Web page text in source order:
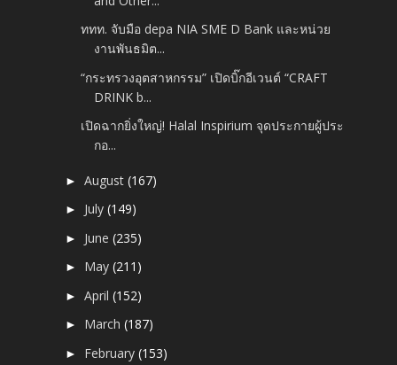
ททท. จับมือ depa NIA SME D Bank และหน่วย
งานพันธมิต...
“กระทรวงอุตสาหกรรม” เปิดบิ๊กอีเวนต์ “CRAFT
DRINK b...
เปิดฉากยิ่งใหญ่! Halal Inspirium จุดประกายผู้ประ
กอ...
►August(167)
► July(149)
► June(235)
► May(211)
►April(152)
► March(187)
► February(153)